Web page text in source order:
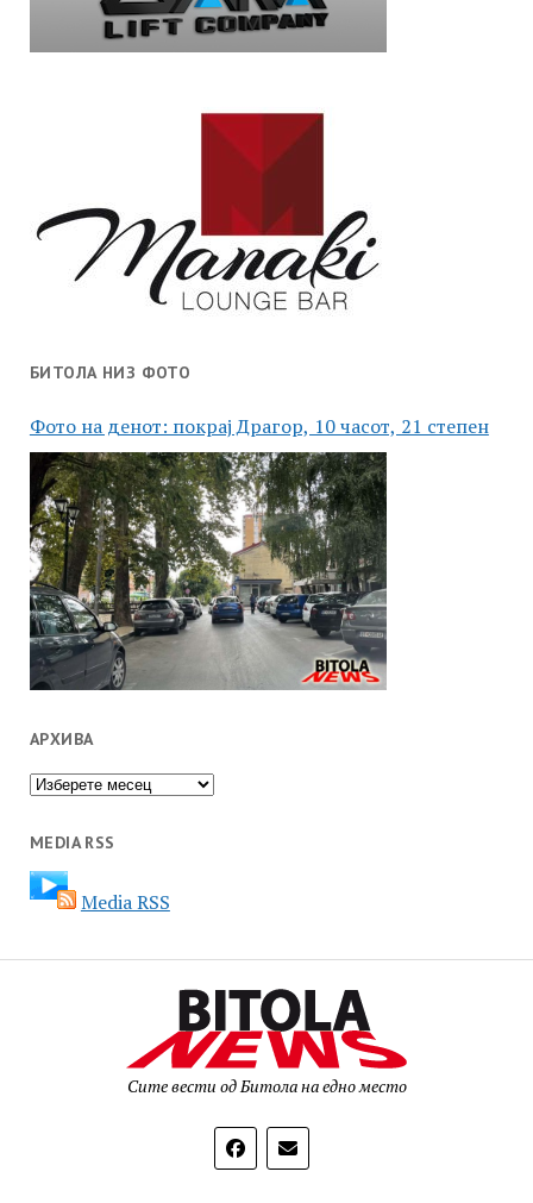
БИТОЛА НИЗ ФОТО
Фото на денот: покрај Драгор, 10 часот, 21 степен
АРХИВА
Архива
MEDIA RSS
Media RSS
Сите вести од Битола на едно место